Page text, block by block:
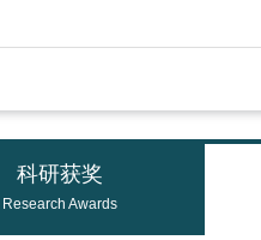
科研获奖
Research Awards